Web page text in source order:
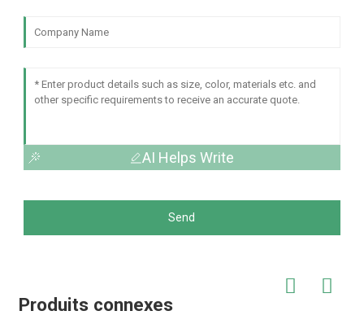
AI Helps Write
Send
Produits connexes